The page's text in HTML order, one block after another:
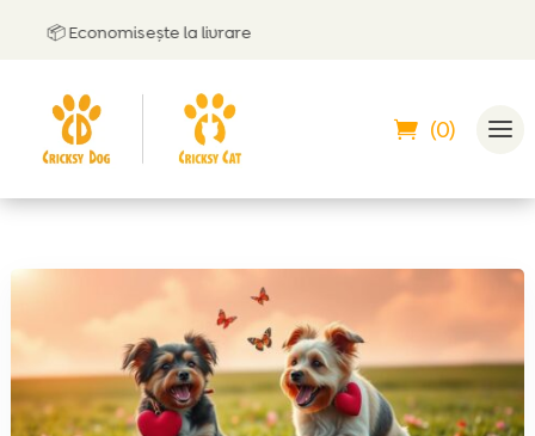
📦 Economisește la livrare
(0)